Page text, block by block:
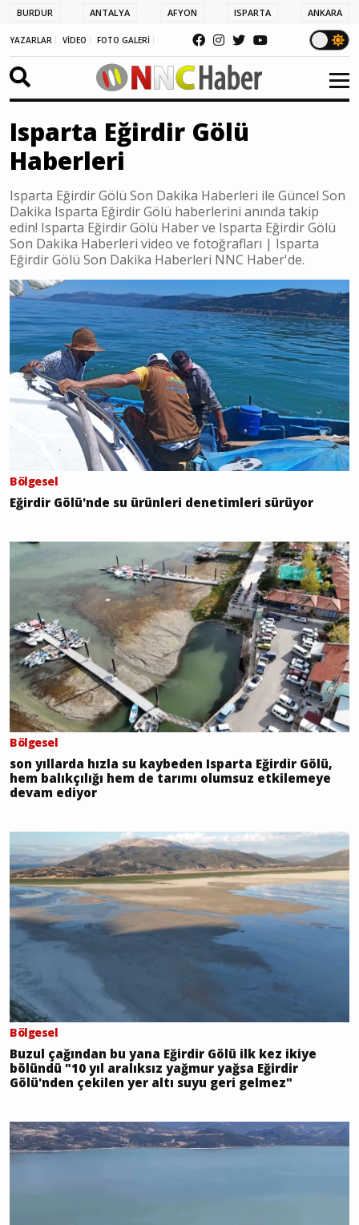
BURDUR ANTALYA AFYON ISPARTA ANKARA
YAZARLAR VİDEO FOTO GALERİ
Isparta Eğirdir Gölü
Haberleri
Isparta Eğirdir Gölü Son Dakika Haberleri ile Güncel Son
Dakika Isparta Eğirdir Gölü haberlerini anında takip
edin! Isparta Eğirdir Gölü Haber ve Isparta Eğirdir Gölü
Son Dakika Haberleri video ve fotoğrafları | Isparta
Eğirdir Gölü Son Dakika Haberleri NNC Haber'de.
Bölgesel
Eğirdir Gölü'nde su ürünleri denetimleri sürüyor
Bölgesel
son yıllarda hızla su kaybeden Isparta Eğirdir Gölü,
hem balıkçılığı hem de tarımı olumsuz etkilemeye
devam ediyor
Bölgesel
Buzul çağından bu yana Eğirdir Gölü ilk kez ikiye
bölündü "10 yıl aralıksız yağmur yağsa Eğirdir
Gölü'nden çekilen yer altı suyu geri gelmez"